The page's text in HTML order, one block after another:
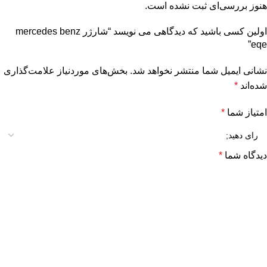
هنوز بررسی‌ای ثبت نشده است.
اولین کسی باشید که دیدگاهی می نویسد “شارژر mercedes benz
eqe”
نشانی ایمیل شما منتشر نخواهد شد. بخش‌های موردنیاز علامت‌گذاری
شده‌اند *
امتیاز شما *
دیدگاه شما *